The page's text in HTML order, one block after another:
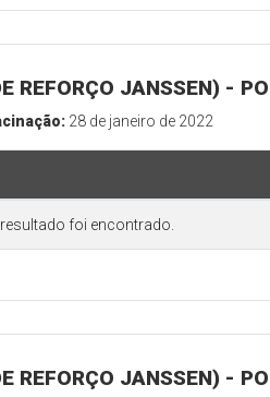
REFORÇO JANSSEN) -
28 de janeiro de 2022
foi encontrado.
REFORÇO JANSSEN) -